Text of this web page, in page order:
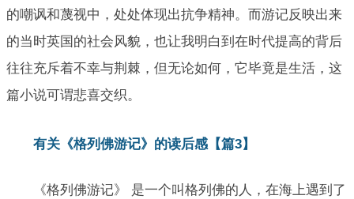
的嘲讽和蔑视中，处处体现出抗争精神。而游记反映出来
的当时英国的社会风貌，也让我明白到在时代提高的背后
往往充斥着不幸与荆棘，但无论如何，它毕竟是生活，这
篇小说可谓悲喜交织。
有关《格列佛游记》的读后感【篇3】
《格列佛游记》 是一个叫格列佛的人，在海上遇到了